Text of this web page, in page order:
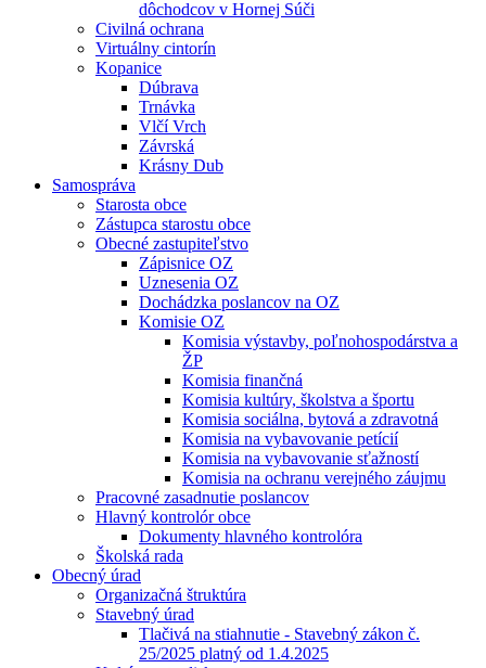
dôchodcov v Hornej Súči
Civilná ochrana
Virtuálny cintorín
Kopanice
Dúbrava
Trnávka
Vlčí Vrch
Závrská
Krásny Dub
Samospráva
Starosta obce
Zástupca starostu obce
Obecné zastupiteľstvo
Zápisnice OZ
Uznesenia OZ
Dochádzka poslancov na OZ
Komisie OZ
Komisia výstavby, poľnohospodárstva a
ŽP
Komisia finančná
Komisia kultúry, školstva a športu
Komisia sociálna, bytová a zdravotná
Komisia na vybavovanie petícií
Komisia na vybavovanie sťažností
Komisia na ochranu verejného záujmu
Pracovné zasadnutie poslancov
Hlavný kontrolór obce
Dokumenty hlavného kontrolóra
Školská rada
Obecný úrad
Organizačná štruktúra
Stavebný úrad
Tlačivá na stiahnutie - Stavebný zákon č.
25/2025 platný od 1.4.2025